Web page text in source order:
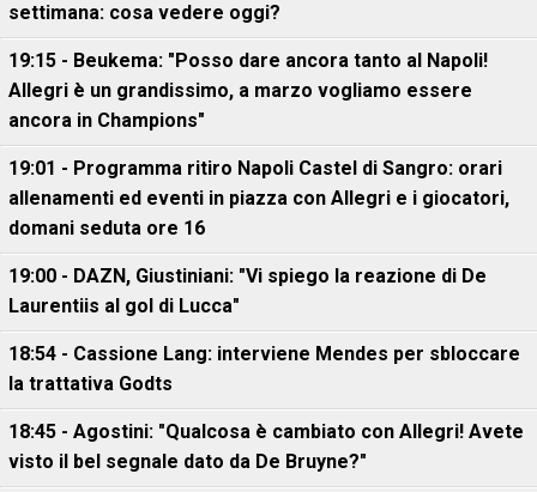
settimana: cosa vedere oggi?
19:15 - Beukema: "Posso dare ancora tanto al Napoli!
Allegri è un grandissimo, a marzo vogliamo essere
ancora in Champions"
19:01 - Programma ritiro Napoli Castel di Sangro: orari
allenamenti ed eventi in piazza con Allegri e i giocatori,
domani seduta ore 16
19:00 - DAZN, Giustiniani: "Vi spiego la reazione di De
Laurentiis al gol di Lucca"
18:54 - Cassione Lang: interviene Mendes per sbloccare
la trattativa Godts
18:45 - Agostini: "Qualcosa è cambiato con Allegri! Avete
visto il bel segnale dato da De Bruyne?"